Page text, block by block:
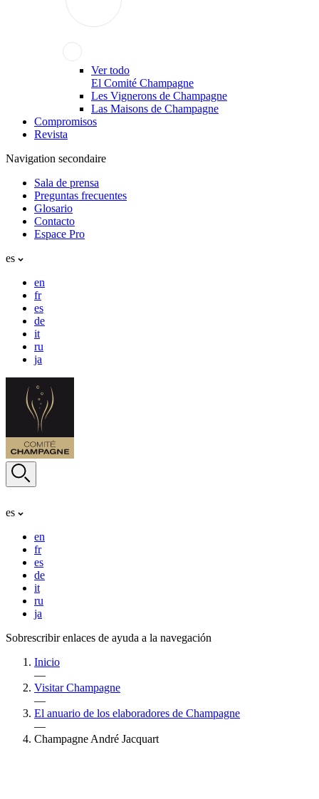
Ver todo
El Comité Champagne
Les Vignerons de Champagne
Las Maisons de Champagne
Compromisos
Revista
Navigation secondaire
Sala de prensa
Preguntas frecuentes
Glosario
Contacto
Espace Pro
es
en
fr
es
de
it
ru
ja
es
en
fr
es
de
it
ru
ja
Sobrescribir enlaces de ayuda a la navegación
Inicio
—
Visitar Champagne
—
El anuario de los elaboradores de Champagne
—
Champagne André Jacquart